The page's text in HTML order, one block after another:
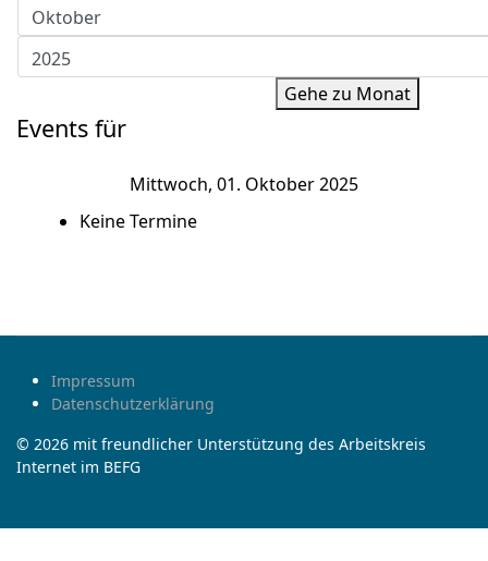
Gehe zu Monat
Events für
Mittwoch, 01. Oktober 2025
Keine Termine
Impressum
Datenschutzerklärung
© 2026 mit freundlicher Unterstützung des Arbeitskreis
Internet im BEFG